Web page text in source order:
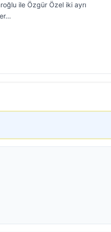
ile Özgür Özel iki ayrı